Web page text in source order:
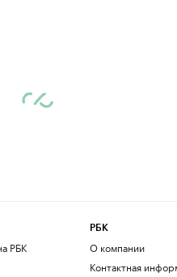
РБК
РБК
О компании
Контактная